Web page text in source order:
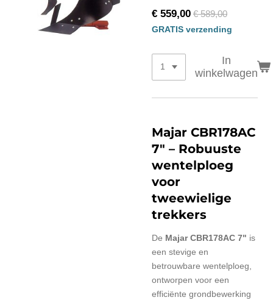
€ 559,00 € 589,00
GRATIS verzending
In
winkelwagen
Majar CBR178AC
7" – Robuuste
wentelploeg
voor
tweewielige
trekkers
De Majar CBR178AC 7" is
een stevige en
betrouwbare wentelploeg,
ontworpen voor een
efficiënte grondbewerking